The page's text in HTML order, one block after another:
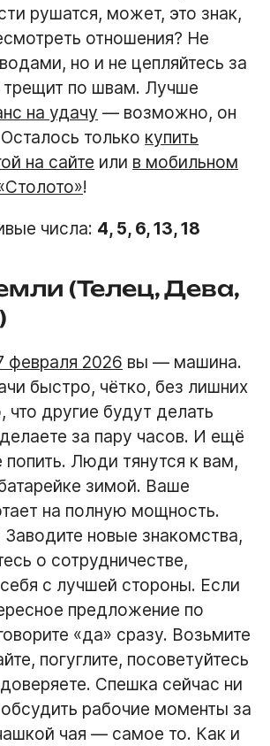
рушатся, может, это знак,
отношения? Не
но и не цепляйтесь за
трещит по швам. Лучше
на удачу — возможно, он
только купить
на сайте или в мобильном
!
числа: 4, 5, 6, 13, 18
(Телец, Дева,
февраля 2026 вы — машина.
быстро, чётко, без лишних
что другие будут делать
за пару часов. И ещё
попить. Люди тянутся к вам,
зимой. Ваше
на полную мощность.
Заводите новые знакомства,
о сотрудничестве,
с лучшей стороны. Если
предложение по
«да» сразу. Возьмите
погуглите, посоветуйтесь
Спешка сейчас ни
рабочие моменты за
чая — самое то. Как и